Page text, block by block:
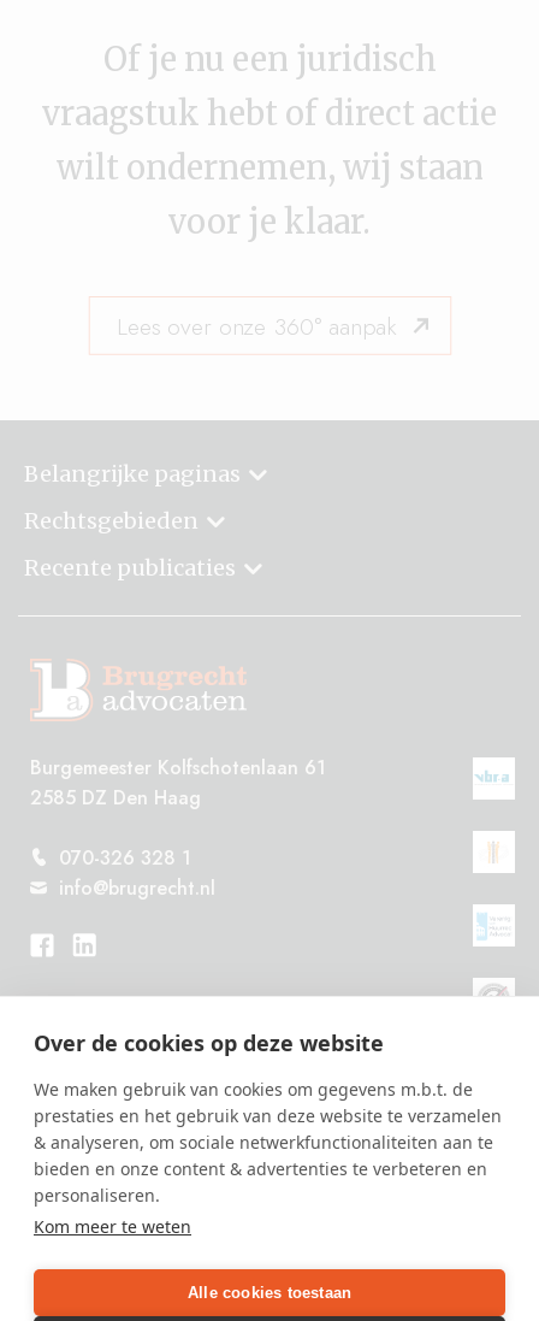
Over de cookies op deze website
We maken gebruik van cookies om gegevens m.b.t. de
prestaties en het gebruik van deze website te verzamelen
& analyseren, om sociale netwerkfunctionaliteiten aan te
bieden en onze content & advertenties te verbeteren en
personaliseren.
Kom meer te weten
Alle cookies toestaan
Of je nu een juridisch
vraagstuk hebt of direct actie
wilt ondernemen, wij staan
voor je klaar.
Lees over onze 360° aanpak
Belangrijke paginas
Rechtsgebieden
Recente publicaties
Burgemeester Kolfschotenlaan 61
2585 DZ Den Haag
070-326 328 1
info@brugrecht.nl